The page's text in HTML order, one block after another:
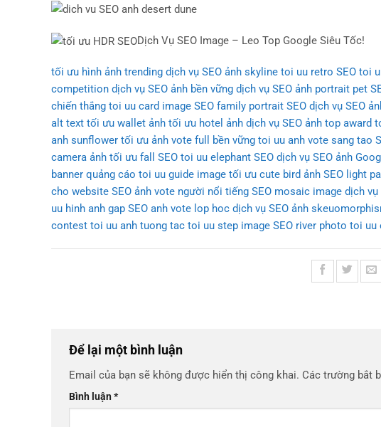
Dịch Vụ SEO Image – Leo Top Google Siêu Tốc!
tối ưu hình ảnh trending dịch vụ SEO ảnh skyline toi uu retro SEO toi
competition dịch vụ SEO ảnh bền vững dịch vụ SEO ảnh portrait pet
chiến thắng toi uu card image SEO family portrait SEO dịch vụ SEO
alt text tối ưu wallet ảnh tối ưu hotel ảnh dịch vụ SEO ảnh top award
anh sunflower tối ưu ảnh vote full bền vững toi uu anh vote sang tao
camera ảnh tối ưu fall SEO toi uu elephant SEO dịch vụ SEO ảnh
banner quảng cáo toi uu guide image tối ưu cute bird ảnh SEO light
cho website SEO ảnh vote người nổi tiếng SEO mosaic image dịch vụ
uu hinh anh gap SEO anh vote lop hoc dịch vụ SEO ảnh
contest toi uu anh tuong tac toi uu step image SEO river photo toi uu
Để lại một bình luận
Email của bạn sẽ không được hiển thị công khai. Các trường bắt
Bình luận*